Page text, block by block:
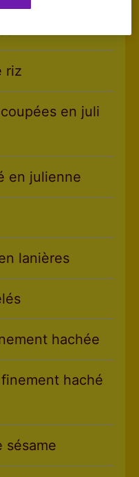
riz
en juli
en julienne
lanières
hachée
haché
sésame